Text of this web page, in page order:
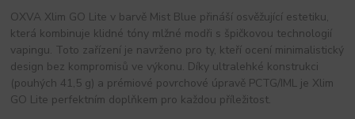
OXVA Xlim GO Lite v barvě Mist Blue přináší osvěžující estetiku,
která kombinuje klidné tóny mlžné modři s špičkovou technologií
vapingu. Toto zařízení je navrženo pro ty, kteří ocení minimalistický
design bez kompromisů ve výkonu. Díky ultralehké konstrukci
(pouhých 41,5 g) a prémiové povrchové úpravě PCTG/IML je Xlim
GO Lite perfektním doplňkem pro každou příležitost.